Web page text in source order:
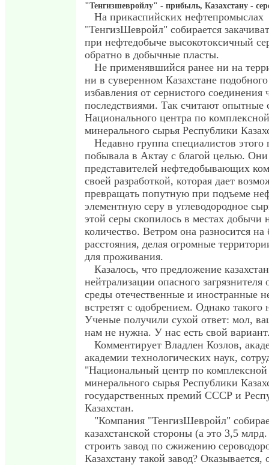
"Тенгизшевройлу" - прибыль, Казахстану -
На прикаспийских нефтепромыслах
"ТенгизШевройл" собирается
при нефтедобыче высокотоксичный
обратно в добычные пласты.
Не применявшийся ранее ни на
ни в суверенном Казахстане
избавления от сернистого соединения
последствиями. Так считают опытные
Национального центра по
минерального сырья Республики
Недавно группа специалистов этого
побывала в Актау с благой целью.
представителей нефтедобывающих
своей разработкой, которая дает
превращать попутную при подъеме
элементную серу в углеводородное
этой серы скопилось в местах добычи
количество. Ветром она разносится
расстояния, делая огромные
для проживания.
Казалось, что предложение
нейтрализации опасного
среды отечественные и иностранные
встретят с одобрением. Однако
Ученые получили сухой ответ: мол,
нам не нужна. У нас есть свой
Комментирует Владлен Козлов,
академии технологических наук,
"Национальный центр по комплексной
минерального сырья Республики
государственных премий СССР и
Казахстан.
"Компания "ТенгизШевройл"
казахстанской стороны (а это 3,5
строить завод по сжижению
Казахстану такой завод?